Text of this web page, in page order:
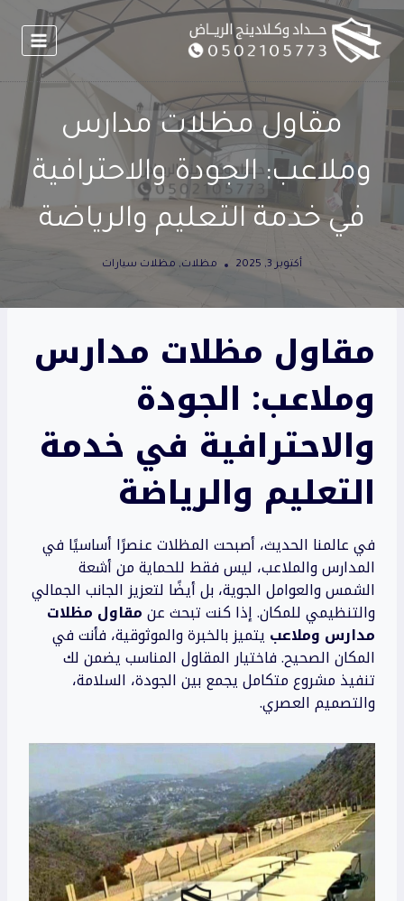
التجاوز
إلى
المحتوى
مقاول مظلات مدارس
وملاعب: الجودة والاحترافية
في خدمة التعليم والرياضة
أكتوبر 3, 2025 مظلات, مظلات سيارات
مقاول مظلات مدارس
وملاعب: الجودة
والاحترافية في خدمة
التعليم والرياضة
في عالمنا الحديث، أصبحت المظلات عنصرًا أساسيًا في
المدارس والملاعب، ليس فقط للحماية من أشعة
الشمس والعوامل الجوية، بل أيضًا لتعزيز الجانب الجمالي
والتنظيمي للمكان. إذا كنت تبحث عنمقاول مظلات
مدارس وملاعب يتميز بالخبرة والموثوقية، فأنت في
المكان الصحيح. فاختيار المقاول المناسب يضمن لك
تنفيذ مشروع متكامل يجمع بين الجودة، السلامة،
والتصميم العصري.